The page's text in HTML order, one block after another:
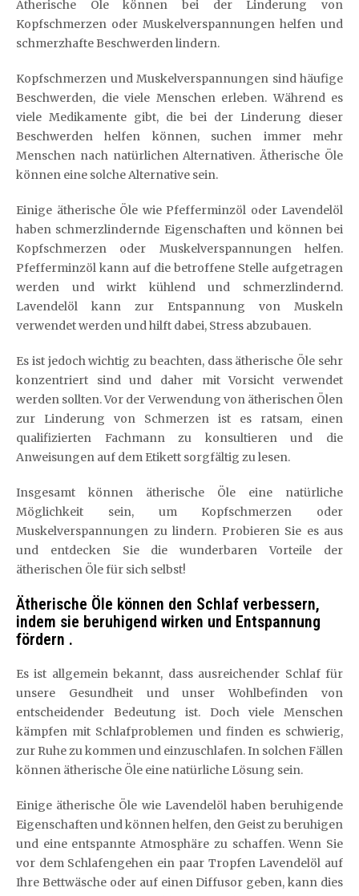
Ätherische Öle können bei der Linderung von
Kopfschmerzen oder Muskelverspannungen helfen und
schmerzhafte Beschwerden lindern.
Kopfschmerzen und Muskelverspannungen sind häufige
Beschwerden, die viele Menschen erleben. Während es
viele Medikamente gibt, die bei der Linderung dieser
Beschwerden helfen können, suchen immer mehr
Menschen nach natürlichen Alternativen. Ätherische Öle
können eine solche Alternative sein.
Einige ätherische Öle wie Pfefferminzöl oder Lavendelöl
haben schmerzlindernde Eigenschaften und können bei
Kopfschmerzen oder Muskelverspannungen helfen.
Pfefferminzöl kann auf die betroffene Stelle aufgetragen
werden und wirkt kühlend und schmerzlindernd.
Lavendelöl kann zur Entspannung von Muskeln
verwendet werden und hilft dabei, Stress abzubauen.
Es ist jedoch wichtig zu beachten, dass ätherische Öle sehr
konzentriert sind und daher mit Vorsicht verwendet
werden sollten. Vor der Verwendung von ätherischen Ölen
zur Linderung von Schmerzen ist es ratsam, einen
qualifizierten Fachmann zu konsultieren und die
Anweisungen auf dem Etikett sorgfältig zu lesen.
Insgesamt können ätherische Öle eine natürliche
Möglichkeit sein, um Kopfschmerzen oder
Muskelverspannungen zu lindern. Probieren Sie es aus
und entdecken Sie die wunderbaren Vorteile der
ätherischen Öle für sich selbst!
Ätherische Öle können den Schlaf verbessern,
indem sie beruhigend wirken und Entspannung
fördern .
Es ist allgemein bekannt, dass ausreichender Schlaf für
unsere Gesundheit und unser Wohlbefinden von
entscheidender Bedeutung ist. Doch viele Menschen
kämpfen mit Schlafproblemen und finden es schwierig,
zur Ruhe zu kommen und einzuschlafen. In solchen Fällen
können ätherische Öle eine natürliche Lösung sein.
Einige ätherische Öle wie Lavendelöl haben beruhigende
Eigenschaften und können helfen, den Geist zu beruhigen
und eine entspannte Atmosphäre zu schaffen. Wenn Sie
vor dem Schlafengehen ein paar Tropfen Lavendelöl auf
Ihre Bettwäsche oder auf einen Diffusor geben, kann dies